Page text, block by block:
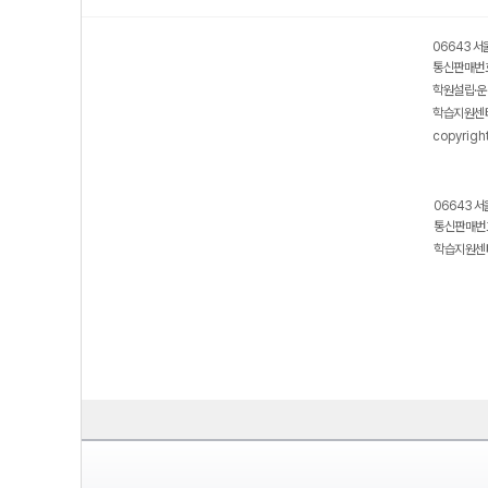
06643 서
통신판매
학원설립·
학습지원
06643 서
통신판매
학습지원